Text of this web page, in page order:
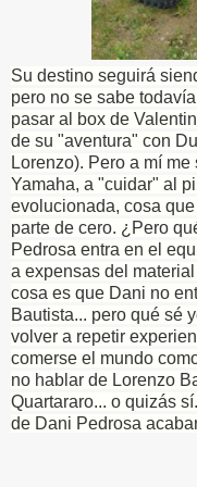
Su destino seguirá
pero no se sabe
pasar al box de
de su "aventura" con
Lorenzo). Pero a mí
Yamaha, a "cuidar" al
evolucionada, cosa
parte de cero. ¿Pero
Pedrosa entra en el
a expensas del
cosa es que Dani no
Bautista... pero qué sé
volver a repetir
comerse el mundo
no hablar de Lorenzo
Quartararo... o quizás
de Dani Pedrosa